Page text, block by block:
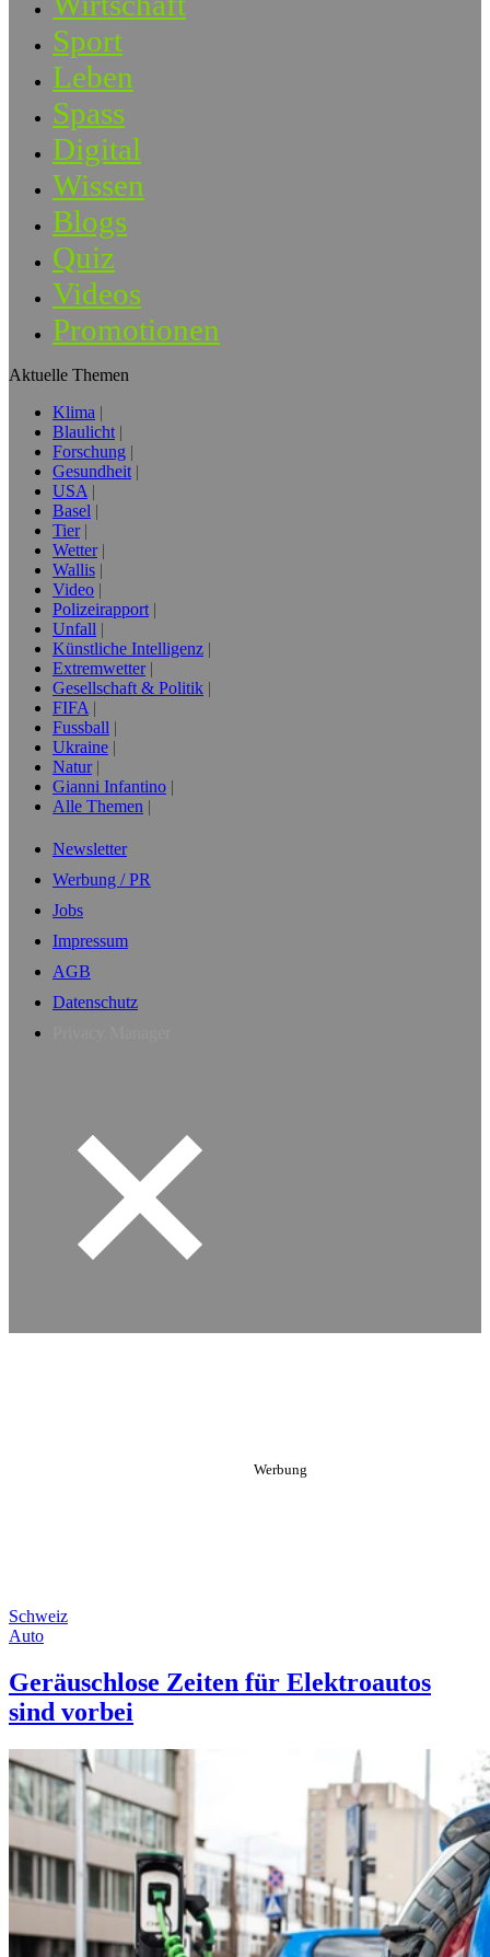
Sport
Leben
Spass
Digital
Wissen
Blogs
Quiz
Videos
Promotionen
Aktuelle Themen
Klima
Blaulicht
Forschung
Gesundheit
USA
Basel
Tier
Wetter
Wallis
Video
Polizeirapport
Unfall
Künstliche Intelligenz
Extremwetter
Gesellschaft & Politik
FIFA
Fussball
Ukraine
Natur
Gianni Infantino
Alle Themen
Newsletter
Werbung / PR
Jobs
Impressum
AGB
Datenschutz
Schweiz
Auto
Geräuschlose Zeiten für Elektroautos
sind vorbei